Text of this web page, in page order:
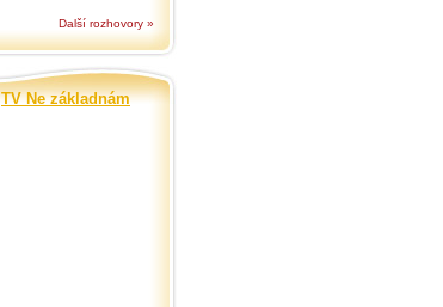
Další rozhovory »
TV Ne základnám